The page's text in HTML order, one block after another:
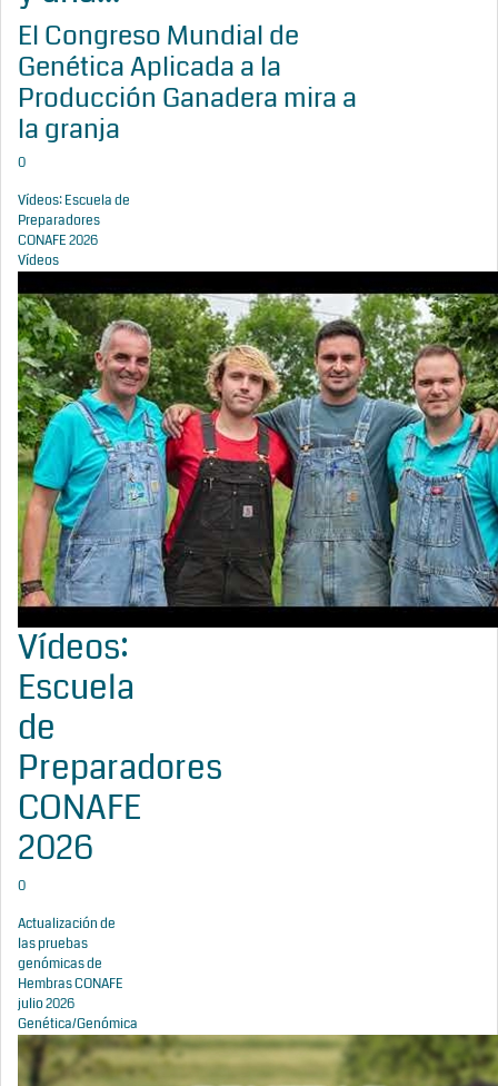
El Congreso Mundial de
Genética Aplicada a la
Producción Ganadera mira a
la granja
0
Vídeos: Escuela de
Preparadores
CONAFE 2026
Vídeos
Vídeos:
Escuela
de
Preparadores
CONAFE
2026
0
Actualización de
las pruebas
genómicas de
Hembras CONAFE
julio 2026
Genética/Genómica